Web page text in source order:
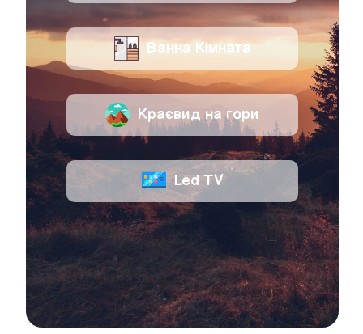
Ванна Кімната
Краєвид на гори
Led TV